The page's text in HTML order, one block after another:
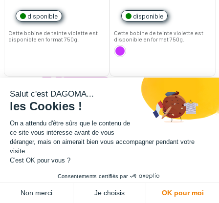
disponible
Cette bobine de teinte violette est
disponible en format 750g.
disponible
Cette bobine de teinte violette est
disponible en format 750g.
Filament Chromatik PLA 1.75mm
Salut c'est DAGOMA...
les Cookies !
On a attendu d'être sûrs que le contenu de
ce site vous intéresse avant de vous
déranger, mais on aimerait bien vous accompagner pendant votre
visite...
C'est OK pour vous ?
Consentements certifiés par
Non merci Je choisis OK pour moi